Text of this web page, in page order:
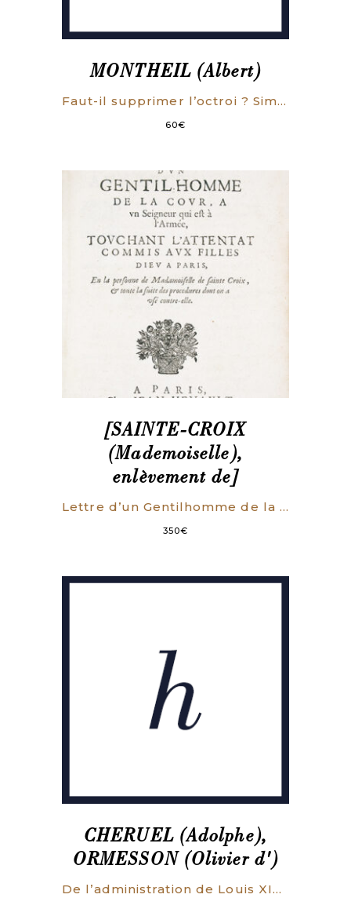
MONTHEIL (Albert)
Faut-il supprimer l’octroi ? Simple enquête.
60€
[SAINTE-CROIX
(Mademoiselle),
enlèvement de]
Lettre d’un Gentilhomme de la Cour, A un Seigneur qui est à l’Armée, touchant l’attentat commis aux Filles Dieu à Paris, En la personne de Madamoiselle [sic] de Sainte Croix, & toute la suite des procédures dont on a usé contre-elle.
350€
CHERUEL (Adolphe),
ORMESSON (Olivier d')
De l’administration de Louis XIV (1661-1672) d’après les mémoires inédits d’Olivier d’ORMESSON.